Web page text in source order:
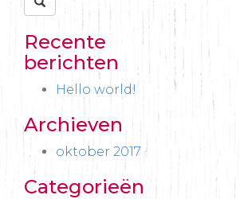
Recente
berichten
Hello world!
Archieven
oktober 2017
Categorieën